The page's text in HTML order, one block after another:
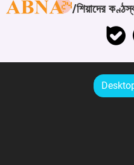
শিয়াদের